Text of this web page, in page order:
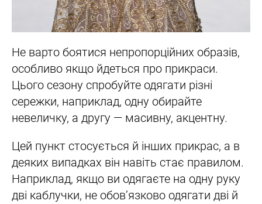
Не варто боятися непропорційних образів,
особливо якщо йдеться про прикраси.
Цього сезону спробуйте одягати різні
сережки, наприклад, одну обирайте
невеличку, а другу — масивну, акцентну.
Цей пункт стосується й інших прикрас, а в
деяких випадках він навіть стає правилом.
Наприклад, якщо ви одягаєте на одну руку
дві каблучки, не обов’язково одягати дві й